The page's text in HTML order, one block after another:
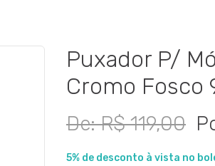
Puxador P/
Cromo Fosco
De: R$ 119,00
5% de desconto à vista no